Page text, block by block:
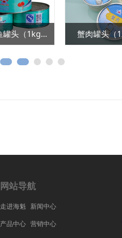
7113盐水沙丁鱼罐头（425g）
净重425g，固重235g，24罐/箱
588盐水鲭鱼罐头（155g）
净重155g，固重90g，50罐/箱
网站导航
走进海魁 新闻中心
产品中心 营销中心